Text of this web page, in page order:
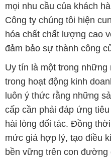
mọi nhu cầu của khách
Công ty chúng tôi hiện
hóa chất chất lượng cao
đảm bảo sự thành công
Uy tín là một trong những
trong hoạt động kinh
luôn ý thức rằng những
cấp cần phải đáp ứng
hài lòng đối tác. Đồng
mức giá hợp lý, tạo điều
bền vững trên con